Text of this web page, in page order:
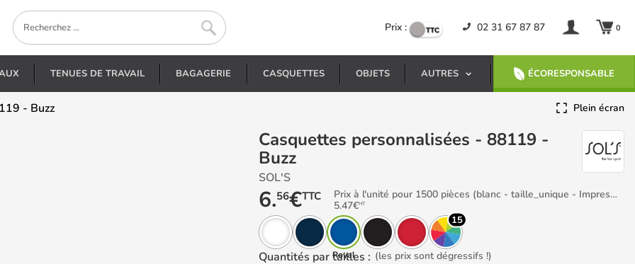
Prix : 02 31 67 87 87 0
TENUES DE TRAVAIL BAGAGERIE CASQUETTES OBJETS AUTRES ÉCORESPONSABLE
- Buzz Plein écran
Casquettes personnalisées - 88119 -
Buzz
SOL'S
6.56€TTC
Prix à l'unité pour 1500 pièces (blanc - taille_unique - Impression Côté droit casquette)
5.47€HT
Royal
15
Quantités par tailles : (les prix sont dégressifs !)